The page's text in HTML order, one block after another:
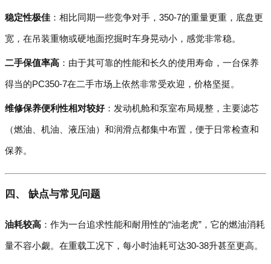
稳定性极佳 ：相比同期一些竞争对手，350-7的重量更重，底盘更
宽，在吊装重物或硬地面挖掘时车身晃动小，感觉非常稳。
二手保值率高 ：由于其可靠的性能和长久的使用寿命，一台保养
得当的PC350-7在二手市场上依然非常受欢迎，价格坚挺。
维修保养便利性相对较好：发动机舱和泵室布局规整，主要滤芯
（燃油、机油、液压油）和润滑点都集中布置，便于日常检查和
保养。
四、 缺点与常见问题
油耗较高 ：作为一台追求性能和耐用性的“油老虎”，它的燃油消耗
量不容小觑。在重载工况下，每小时油耗可达30-38升甚至更高。